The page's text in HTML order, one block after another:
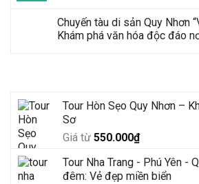
Chuyến tàu di sản Quy Nhơn
Khám phá văn hóa độc đáo
Tour Hòn Sẹo Quy Nhơn –
Sơ
Giá từ 550.000₫
Tour Nha Trang - Phú Yên -
đêm: Vẻ đẹp miền biển